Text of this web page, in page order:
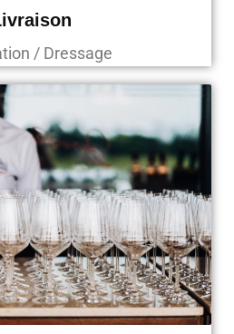
/ Dressage